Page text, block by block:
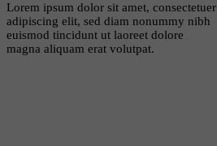
Lorem ipsum dolor sit amet, consectetuer
adipiscing elit, sed diam nonummy nibh
euismod tincidunt ut laoreet dolore
magna aliquam erat volutpat.